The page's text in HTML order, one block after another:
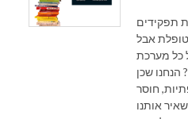
תפקידים
אבל
כל מערכת
הנחנו שכן
חוסר
אותנו